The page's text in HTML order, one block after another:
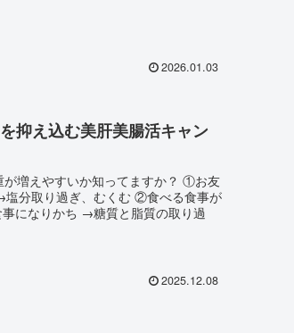
2026.01.03
抑え込む美肝美腸活キャン
えやすいか知ってますか？ ①お友
質と脂質の取り過
2025.12.08